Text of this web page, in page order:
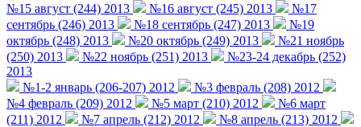
№15 август (244) 2013
№16 август (245) 2013
№17
сентябрь (246) 2013
№18 сентябрь (247) 2013
№19
октябрь (248) 2013
№20 октябрь (249) 2013
№21 ноябрь
(250) 2013
№22 ноябрь (251) 2013
№23-24 декабрь (252)
2013
№1-2 январь (206-207) 2012
№3 февраль (208) 2012
№4 февраль (209) 2012
№5 март (210) 2012
№6 март
(211) 2012
№7 апрель (212) 2012
№8 апрель (213) 2012